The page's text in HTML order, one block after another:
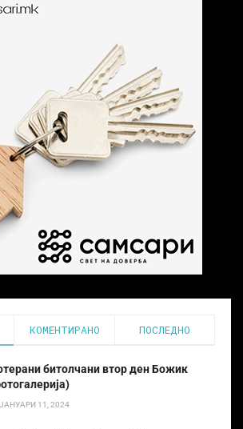
КОМЕНТИРАНО ПОСЛЕДНО
битолчани втор ден Божик
ЈАНУАРИ 11, 2024